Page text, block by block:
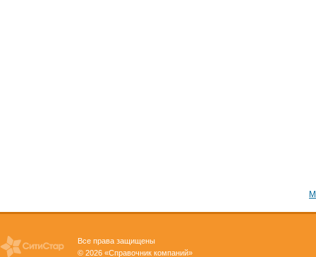
Все права защищены
© 2026 «Справочник компаний»